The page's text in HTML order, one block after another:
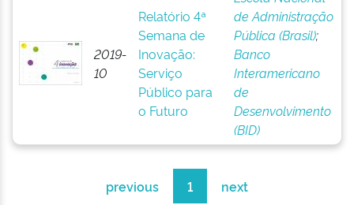
2019-
10
Relatório 4ª
Semana de
Inovação:
Serviço
Público para
o Futuro
de Administração
Pública (Brasil);
Banco
Interamericano
de
Desenvolvimento
(BID)
previous 1 next